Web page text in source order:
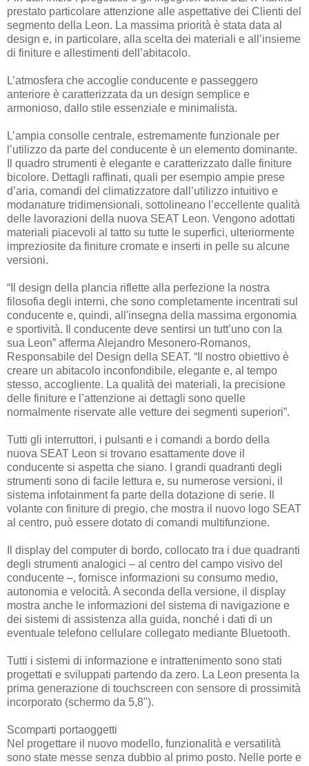
prestato particolare attenzione alle aspettative dei Clienti del
segmento della Leon. La massima priorità è stata data al
design e, in particolare, alla scelta dei materiali e all’insieme
di finiture e allestimenti dell’abitacolo.
L’atmosfera che accoglie conducente e passeggero
anteriore è caratterizzata da un design semplice e
armonioso, dallo stile essenziale e minimalista.
L’ampia consolle centrale, estremamente funzionale per
l’utilizzo da parte del conducente è un elemento dominante.
Il quadro strumenti è elegante e caratterizzato dalle finiture
bicolore. Dettagli raffinati, quali per esempio ampie prese
d’aria, comandi del climatizzatore dall’utilizzo intuitivo e
modanature tridimensionali, sottolineano l’eccellente qualità
delle lavorazioni della nuova SEAT Leon. Vengono adottati
materiali piacevoli al tatto su tutte le superfici, ulteriormente
impreziosite da finiture cromate e inserti in pelle su alcune
versioni.
“Il design della plancia riflette alla perfezione la nostra
filosofia degli interni, che sono completamente incentrati sul
conducente e, quindi, all'insegna della massima ergonomia
e sportività. Il conducente deve sentirsi un tutt’uno con la
sua Leon” afferma Alejandro Mesonero-Romanos,
Responsabile del Design della SEAT. “Il nostro obiettivo è
creare un abitacolo inconfondibile, elegante e, al tempo
stesso, accogliente. La qualità dei materiali, la precisione
delle finiture e l’attenzione ai dettagli sono quelle
normalmente riservate alle vetture dei segmenti superiori”.
Tutti gli interruttori, i pulsanti e i comandi a bordo della
nuova SEAT Leon si trovano esattamente dove il
conducente si aspetta che siano. I grandi quadranti degli
strumenti sono di facile lettura e, su numerose versioni, il
sistema infotainment fa parte della dotazione di serie. Il
volante con finiture di pregio, che mostra il nuovo logo SEAT
al centro, può essere dotato di comandi multifunzione.
Il display del computer di bordo, collocato tra i due quadranti
degli strumenti analogici – al centro del campo visivo del
conducente –, fornisce informazioni su consumo medio,
autonomia e velocità. A seconda della versione, il display
mostra anche le informazioni del sistema di navigazione e
dei sistemi di assistenza alla guida, nonché i dati di un
eventuale telefono cellulare collegato mediante Bluetooth.
Tutti i sistemi di informazione e intrattenimento sono stati
progettati e sviluppati partendo da zero. La Leon presenta la
prima generazione di touchscreen con sensore di prossimità
incorporato (schermo da 5,8").
Scomparti portaoggetti
Nel progettare il nuovo modello, funzionalità e versatilità
sono state messe senza dubbio al primo posto. Nelle porte e